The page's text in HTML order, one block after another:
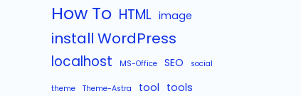
How To HTML image
install WordPress
localhost MS-Office SEO social
theme Theme-Astra tool tools